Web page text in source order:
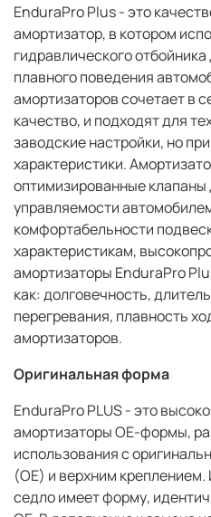
EnduraPro Plus - это
амортизатор, в котором
гидравлического
плавного поведения
амортизаторов сочетает в
качество, и подходят для
заводские настройки, но
характеристики.
оптимизированные клапаны
управляемости
комфортабельности
характеристикам,
амортизаторы EnduraPro
как: долговечность,
перегревания, плавность
амортизаторов.
Оригинальная форма
EnduraPro PLUS - это
амортизаторы OE-формы,
использования с
(OE) и верхним
седло имеет форму,